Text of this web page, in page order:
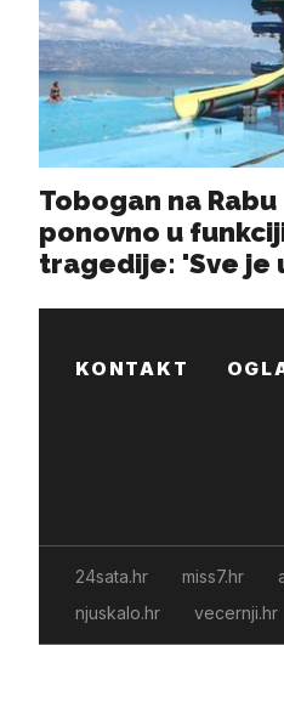
KONTAKT
24sata.hr miss7.hr
njuskalo.hr
vecernji.hr